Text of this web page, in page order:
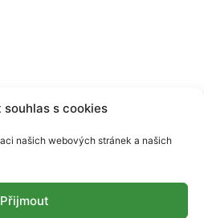
s cookies
našich webových stránek a našich
Přijmout